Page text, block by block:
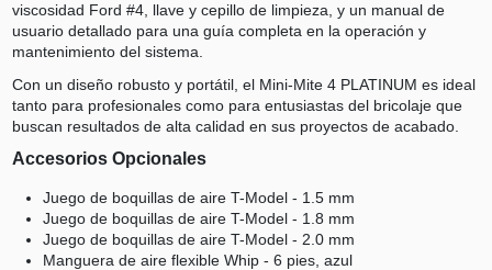
viscosidad Ford #4, llave y cepillo de limpieza, y un manual de
usuario detallado para una guía completa en la operación y
mantenimiento del sistema.
Con un diseño robusto y portátil, el Mini-Mite 4 PLATINUM es ideal
tanto para profesionales como para entusiastas del bricolaje que
buscan resultados de alta calidad en sus proyectos de acabado.
Accesorios Opcionales
Juego de boquillas de aire T-Model - 1.5 mm
Juego de boquillas de aire T-Model - 1.8 mm
Juego de boquillas de aire T-Model - 2.0 mm
Manguera de aire flexible Whip - 6 pies, azul